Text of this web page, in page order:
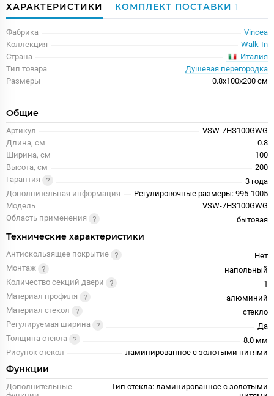
ХАРАКТЕРИСТИКИ КОМПЛЕКТ ПОСТАВКИ 1
Фабрика
Vincea
Коллекция
Walk-In
Страна
Италия
Тип товара
Душевая перегородка
Размеры
0.8x100x200 см
Общие
Артикул
VSW-7HS100GWG
Длина, см
0.8
Ширина, см
100
Высота, см
200
Гарантия
3 года
Дополнительная информация
Регулировочные размеры: 995-1005
Модель
VSW-7HS100GWG
Область применения
бытовая
Технические характеристики
Антискользящее покрытие
Нет
Монтаж
напольный
Количество секций двери
1
Материал профиля
алюминий
Материал стекол
стекло
Регулируемая ширина
Да
Толщина стекла
8.0 мм
Рисунок стекол
ламинированное с золотыми нитями
Функции
Дополнительные
Тип стекла: ламинированное с золотыми